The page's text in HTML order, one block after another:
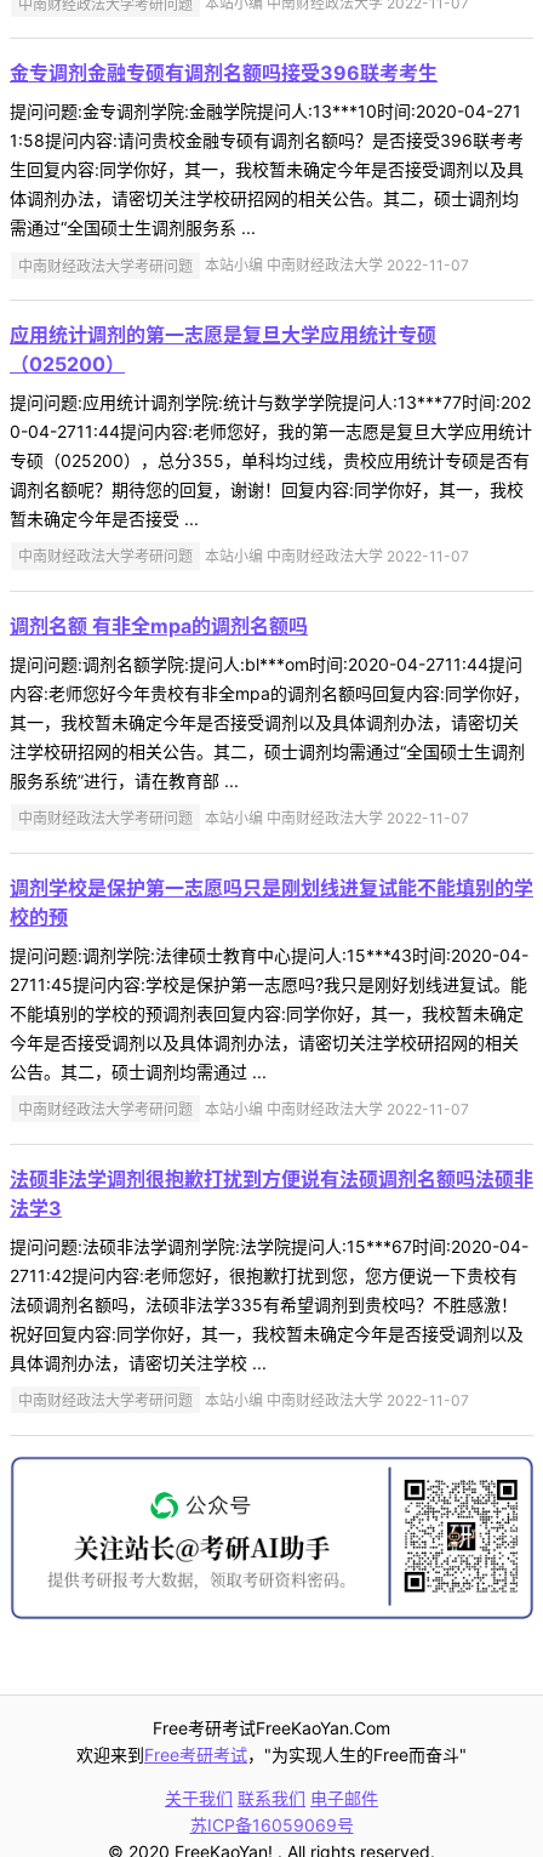
金专调剂金融专硕有调剂名额吗接受396联考考生
提问问题:金专调剂学院:金融学院提问人:13***10时间:2020-04-271
1:58提问内容:请问贵校金融专硕有调剂名额吗？是否接受396联考考
生回复内容:同学你好，其一，我校暂未确定今年是否接受调剂以及具
体调剂办法，请密切关注学校研招网的相关公告。其二，硕士调剂均
需通过“全国硕士生调剂服务系 ...
中南财经政法大学考研问题 本站小编 中南财经政法大学 2022-11-07
应用统计调剂的第一志愿是复旦大学应用统计专硕
（025200）
提问问题:应用统计调剂学院:统计与数学学院提问人:13***77时间:202
0-04-2711:44提问内容:老师您好，我的第一志愿是复旦大学应用统计
专硕（025200），总分355，单科均过线，贵校应用统计专硕是否有
调剂名额呢？期待您的回复，谢谢！回复内容:同学你好，其一，我校
暂未确定今年是否接受 ...
中南财经政法大学考研问题 本站小编 中南财经政法大学 2022-11-07
调剂名额 有非全mpa的调剂名额吗
提问问题:调剂名额学院:提问人:bl***om时间:2020-04-2711:44提问
内容:老师您好今年贵校有非全mpa的调剂名额吗回复内容:同学你好，
其一，我校暂未确定今年是否接受调剂以及具体调剂办法，请密切关
注学校研招网的相关公告。其二，硕士调剂均需通过“全国硕士生调剂
服务系统”进行，请在教育部 ...
中南财经政法大学考研问题 本站小编 中南财经政法大学 2022-11-07
调剂学校是保护第一志愿吗只是刚划线进复试能不能填别的学
校的预
提问问题:调剂学院:法律硕士教育中心提问人:15***43时间:2020-04-
2711:45提问内容:学校是保护第一志愿吗?我只是刚好划线进复试。能
不能填别的学校的预调剂表回复内容:同学你好，其一，我校暂未确定
今年是否接受调剂以及具体调剂办法，请密切关注学校研招网的相关
公告。其二，硕士调剂均需通过 ...
中南财经政法大学考研问题 本站小编 中南财经政法大学 2022-11-07
法硕非法学调剂很抱歉打扰到方便说有法硕调剂名额吗法硕非
法学3
提问问题:法硕非法学调剂学院:法学院提问人:15***67时间:2020-04-
2711:42提问内容:老师您好，很抱歉打扰到您，您方便说一下贵校有
法硕调剂名额吗，法硕非法学335有希望调剂到贵校吗？不胜感激！
祝好回复内容:同学你好，其一，我校暂未确定今年是否接受调剂以及
具体调剂办法，请密切关注学校 ...
中南财经政法大学考研问题 本站小编 中南财经政法大学 2022-11-07
Free考研考试FreeKaoYan.Com
欢迎来到Free考研考试，"为实现人生的Free而奋斗"
关于我们 联系我们 电子邮件
苏ICP备16059069号
© 2020 FreeKaoYan! . All rights reserved.